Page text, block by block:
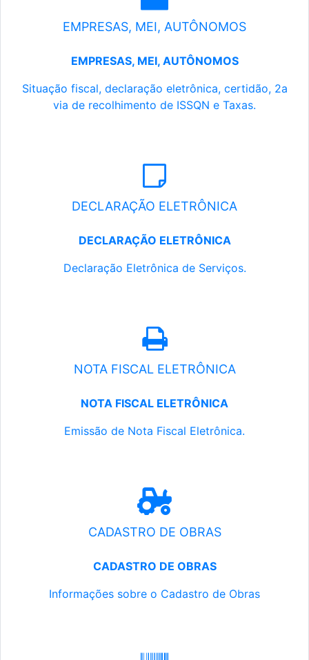
EMPRESAS, MEI, AUTÔNOMOS
EMPRESAS, MEI, AUTÔNOMOS
Situação fiscal, declaração eletrônica, certidão, 2a
via de recolhimento de ISSQN e Taxas.
DECLARAÇÃO ELETRÔNICA
DECLARAÇÃO ELETRÔNICA
Declaração Eletrônica de Serviços.
NOTA FISCAL ELETRÔNICA
NOTA FISCAL ELETRÔNICA
Emissão de Nota Fiscal Eletrônica.
CADASTRO DE OBRAS
CADASTRO DE OBRAS
Informações sobre o Cadastro de Obras